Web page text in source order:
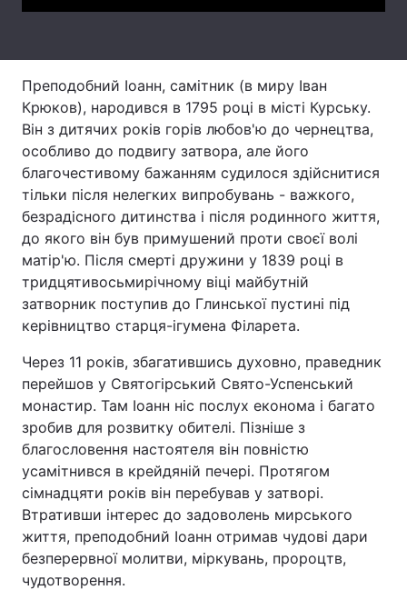
Тема оформлення
Преподобний Іоанн, самітник (в миру Іван
Крюков), народився в 1795 році в місті Курську.
Він з дитячих років горів любов'ю до чернецтва,
особливо до подвигу затвора, але його
благочестивому бажанням судилося здійснитися
тільки після нелегких випробувань - важкого,
безрадісного дитинства і після родинного життя,
до якого він був примушений проти своєї волі
матір'ю. Після смерті дружини у 1839 році в
тридцятивосьмирічному віці майбутній
затворник поступив до Глинської пустині під
керівництво старця-ігумена Філарета.
Через 11 років, збагатившись духовно, праведник
перейшов у Святогірський Свято-Успенський
монастир. Там Іоанн ніс послух економа і багато
зробив для розвитку обителі. Пізніше з
благословення настоятеля він повністю
усамітнився в крейдяній печері. Протягом
сімнадцяти років він перебував у затворі.
Втративши інтерес до задоволень мирського
життя, преподобний Іоанн отримав чудові дари
безперервної молитви, міркувань, пророцтв,
чудотворення.